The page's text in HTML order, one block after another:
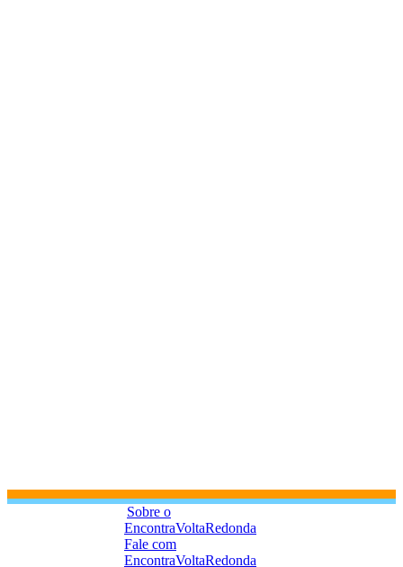
Sobre o
EncontraVoltaRedonda
Fale com
EncontraVoltaRedonda